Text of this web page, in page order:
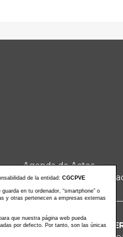
Agenda de Actos
Política
© CONSEJO
de la entidad: CGCPVE
en tu ordenador, “smartphone” o
y otras pertenecen a empresas externas
que nuestra página web pueda
por defecto. Por tanto, son las únicas